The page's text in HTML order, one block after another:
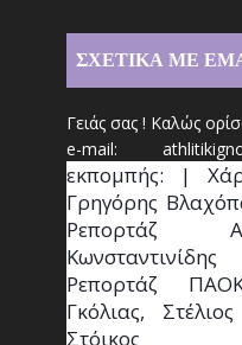
ΣΧΕΤΙΚΑ ΜΕ
Γειάς σας ! Καλώς
e-mail: athlit
εκπομπής: |
Γρηγόρης
Ρεπορτάζ
Ρεπορτάζ
Γκόλιας,
Στόικος